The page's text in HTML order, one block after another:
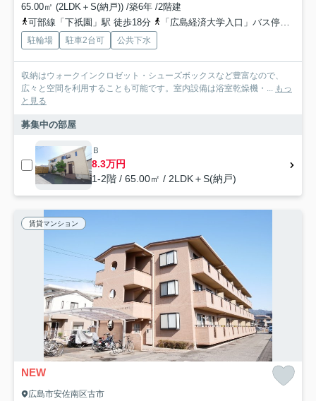
65.00㎡ (2LDK＋S(納戸)) /築6年 /2階建
可部線「下祇園」駅 徒歩18分
「広島経済大学入口」バス停下車 徒歩13分
駐輪場 駐車2台可 公共下水
収納はウォークインクロゼット・シューズボックスなど豊富なので、
広々と空間を利用することも可能です。室内設備は浴室乾燥機・... もっ
と見る
募集中の部屋
Ｂ
8.3万円
1-2階 / 65.00㎡ / 2LDK＋S(納戸)
賃貸マンション
NEW
広島市安佐南区古市